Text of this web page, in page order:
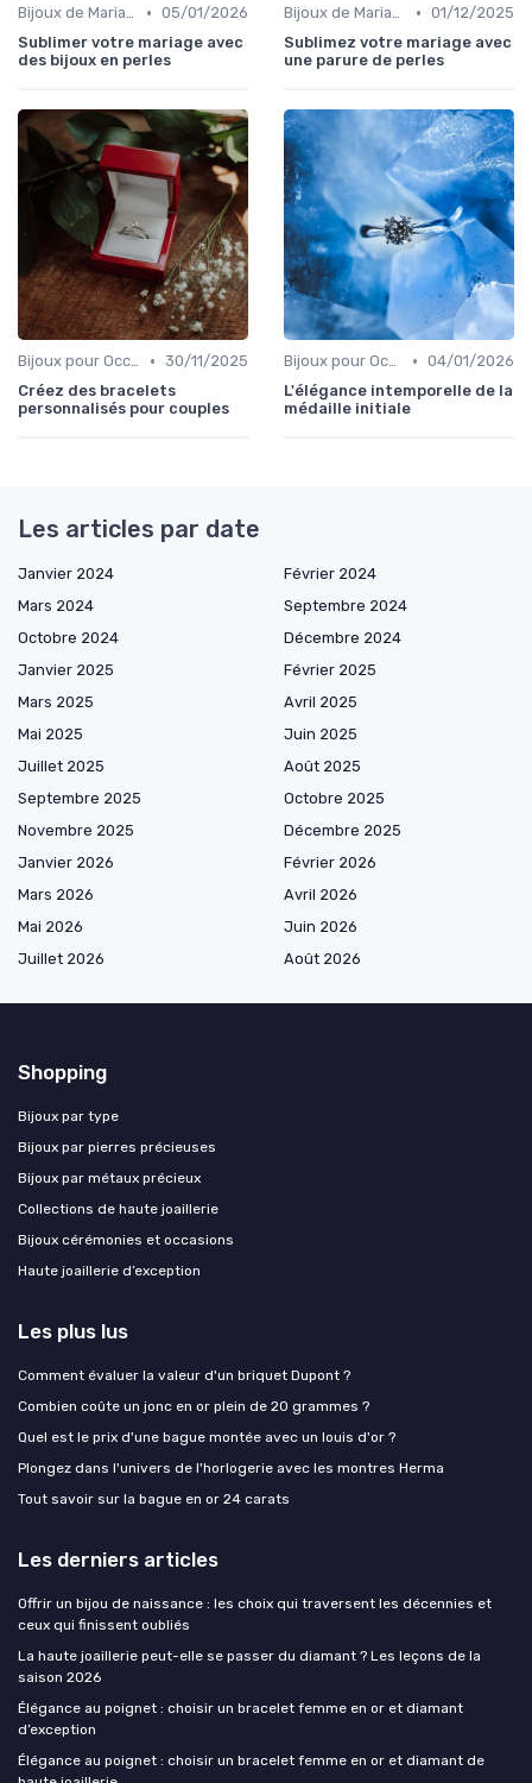
Bijoux de Mariage et de Fiançailles • 05/01/2026
Sublimer votre mariage avec
des bijoux en perles
Bijoux de Mariage et de Fiançailles • 01/12/2025
Sublimez votre mariage avec
une parure de perles
Bijoux pour Occasions Spéciales • 30/11/2025
Créez des bracelets
personnalisés pour couples
Bijoux pour Occasions Spéciales • 04/01/2026
L'élégance intemporelle de la
médaille initiale
Les articles par date
Janvier 2024
Février 2024
Mars 2024
Septembre 2024
Octobre 2024
Décembre 2024
Janvier 2025
Février 2025
Mars 2025
Avril 2025
Mai 2025
Juin 2025
Juillet 2025
Août 2025
Septembre 2025
Octobre 2025
Novembre 2025
Décembre 2025
Janvier 2026
Février 2026
Mars 2026
Avril 2026
Mai 2026
Juin 2026
Juillet 2026
Août 2026
Shopping
Bijoux par type
Bijoux par pierres précieuses
Bijoux par métaux précieux
Collections de haute joaillerie
Bijoux cérémonies et occasions
Haute joaillerie d’exception
Les plus lus
Comment évaluer la valeur d'un briquet Dupont ?
Combien coûte un jonc en or plein de 20 grammes ?
Quel est le prix d'une bague montée avec un louis d'or ?
Plongez dans l'univers de l'horlogerie avec les montres Herma
Tout savoir sur la bague en or 24 carats
Les derniers articles
Offrir un bijou de naissance : les choix qui traversent les décennies et
ceux qui finissent oubliés
La haute joaillerie peut-elle se passer du diamant ? Les leçons de la
saison 2026
Élégance au poignet : choisir un bracelet femme en or et diamant
d’exception
Élégance au poignet : choisir un bracelet femme en or et diamant de